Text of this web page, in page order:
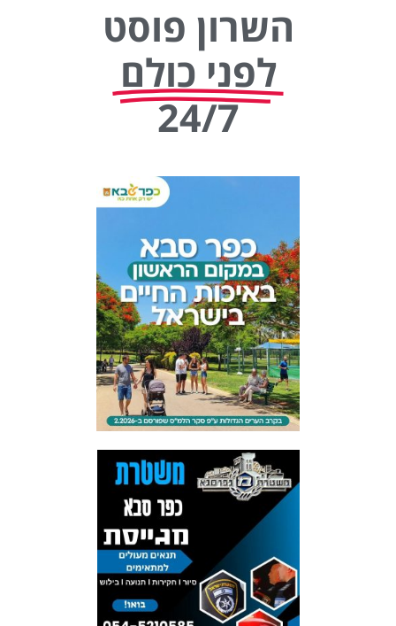
השרון פוסט
לפני כולם
24/7